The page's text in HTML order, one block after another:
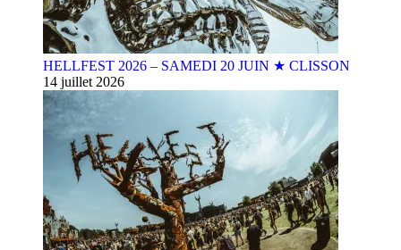
HELLFEST 2026 – SAMEDI 20 JUIN ★ CLISSON
14 juillet 2026